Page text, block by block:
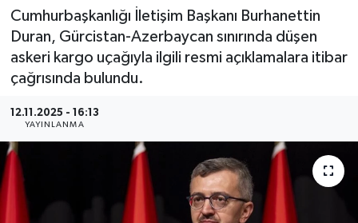
Cumhurbaşkanlığı İletişim Başkanı Burhanettin
Duran, Gürcistan-Azerbaycan sınırında düşen
askeri kargo uçağıyla ilgili resmi açıklamalara itibar
çağrısında bulundu.
12.11.2025 - 16:13
YAYINLANMA
Haber Arşivi